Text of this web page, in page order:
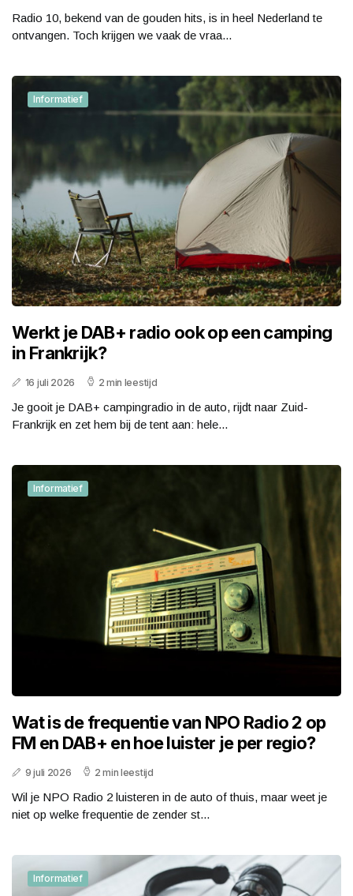
Radio 10, bekend van de gouden hits, is in heel Nederland te
ontvangen. Toch krijgen we vaak de vraa...
Informatief
Werkt je DAB+ radio ook op een camping
in Frankrijk?
16 juli 2026 2 min leestijd
Je gooit je DAB+ campingradio in de auto, rijdt naar Zuid-
Frankrijk en zet hem bij de tent aan: hele...
Informatief
Wat is de frequentie van NPO Radio 2 op
FM en DAB+ en hoe luister je per regio?
9 juli 2026 2 min leestijd
Wil je NPO Radio 2 luisteren in de auto of thuis, maar weet je
niet op welke frequentie de zender st...
Informatief